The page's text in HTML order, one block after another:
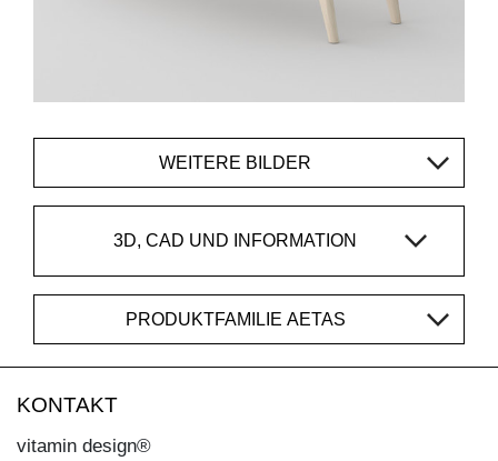
WEITERE BILDER
3D, CAD UND INFORMATION
PRODUKTFAMILIE AETAS
KONTAKT
vitamin design®